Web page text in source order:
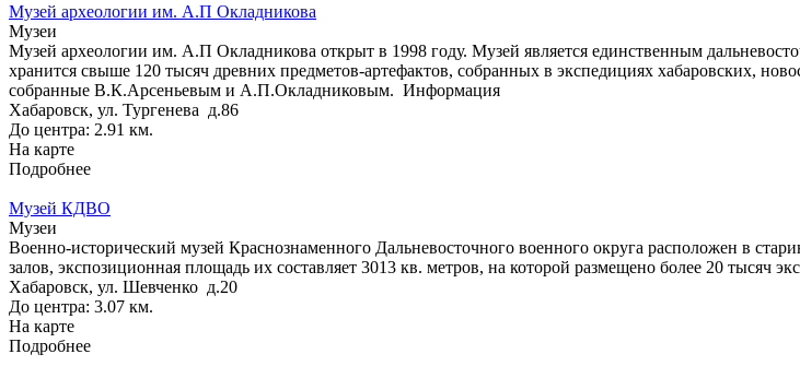
Музей археологии им. А.П Окладникова
Музеи
Музей археологии им. А.П Окладникова открыт в 1998 году. Музей является единственным
хранится свыше 120 тысяч древних предметов-артефактов, собранных в экспедициях хабаровских,
собранные В.К.Арсеньевым и А.П.Окладниковым. Информация
Хабаровск, ул. Тургенева д.86
До центра: 2.91 км.
На карте
Подробнее
Музей КДВО
Музеи
Военно-исторический музей Краснознаменного Дальневосточного военного округа расположен в
залов, экспозиционная площадь их составляет 3013 кв. метров, на которой размещено более 20 тысяч
Хабаровск, ул. Шевченко д.20
До центра: 3.07 км.
На карте
Подробнее